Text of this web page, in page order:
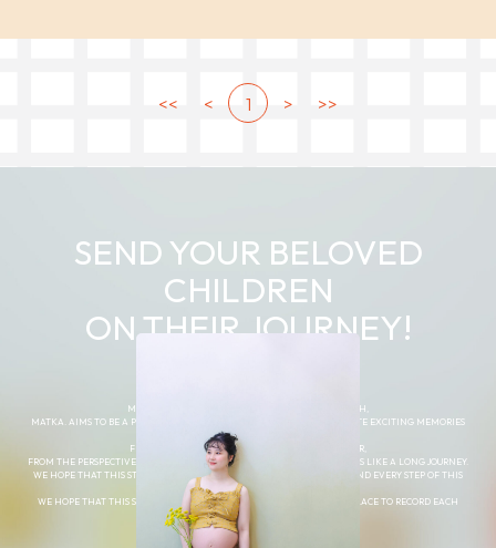
1
SEND YOUR BELOVED
CHILDREN
ON THEIR JOURNEY!
MATKA. IS A “JOURNEY” THROUGH A CHILD’S GROWTH,
MATKA. AIMS TO BE A PLACE WHERE PARENTS AND CHILDREN CAN CREATE EXCITING MEMORIES
TOGETHER.
FROM THE PERSPECTIVE OF A MOTHER AND FATHER,
FROM THE PERSPECTIVE OF A MOTHER AND FATHER, A CHILD’S GROWTH IS LIKE A LONG JOURNEY.
WE HOPE THAT THIS STUDIO WILL SERVE AS A PLACE TO RECORD EACH AND EVERY STEP OF THIS
JOURNEY CALLED LIFE.
WE HOPE THAT THIS STUDIO WILL BE LOVED BY MANY FAMILIES AS A PLACE TO RECORD EACH
STEP OF THE JOURNEY OF LIFE.